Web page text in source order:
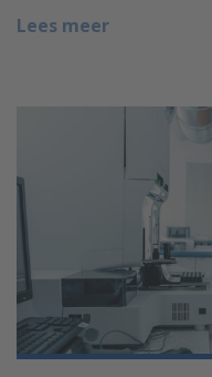
Lees meer